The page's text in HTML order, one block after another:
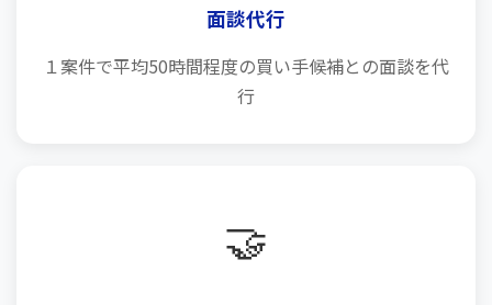
面談代行
１案件で平均50時間程度の買い手候補との面談を代
行
🤝